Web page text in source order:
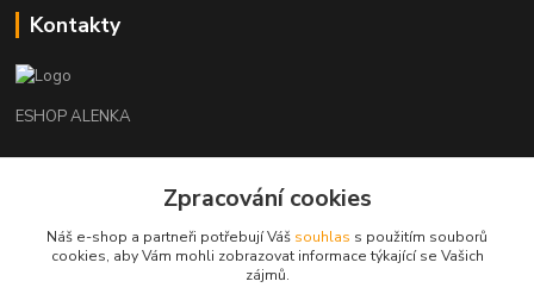
Kontakty
ESHOP ALENKA
+420602541312
orechovka@inmes.cz
Zpracování cookies
Náš e-shop a partneři potřebují Váš souhlas s použitím souborů
cookies, aby Vám mohli zobrazovat informace týkající se Vašich
zájmů.